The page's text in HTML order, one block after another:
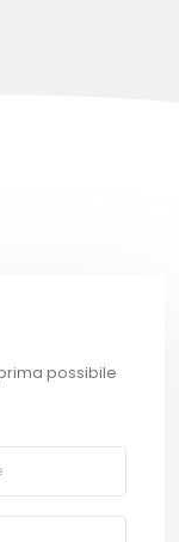
possibile